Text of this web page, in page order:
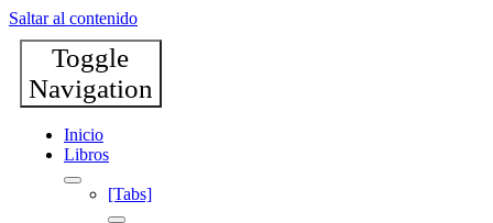
Saltar al contenido
Toggle
Navigation
Inicio
Libros
[Tabs]